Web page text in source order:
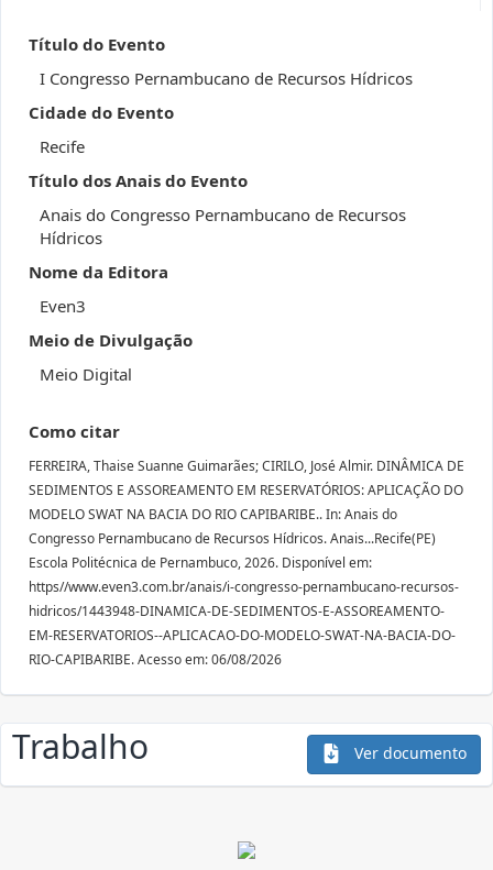
Título do Evento
I Congresso Pernambucano de Recursos Hídricos
Cidade do Evento
Recife
Título dos Anais do Evento
Anais do Congresso Pernambucano de Recursos
Hídricos
Nome da Editora
Even3
Meio de Divulgação
Meio Digital
Como citar
FERREIRA, Thaise Suanne Guimarães; CIRILO, José Almir. DINÂMICA DE
SEDIMENTOS E ASSOREAMENTO EM RESERVATÓRIOS: APLICAÇÃO DO
MODELO SWAT NA BACIA DO RIO CAPIBARIBE.. In: Anais do
Congresso Pernambucano de Recursos Hídricos. Anais...Recife(PE)
Escola Politécnica de Pernambuco, 2026. Disponível em:
https//www.even3.com.br/anais/i-congresso-pernambucano-recursos-
hidricos/1443948-DINAMICA-DE-SEDIMENTOS-E-ASSOREAMENTO-
EM-RESERVATORIOS--APLICACAO-DO-MODELO-SWAT-NA-BACIA-DO-
RIO-CAPIBARIBE. Acesso em: 06/08/2026
Trabalho Ver documento